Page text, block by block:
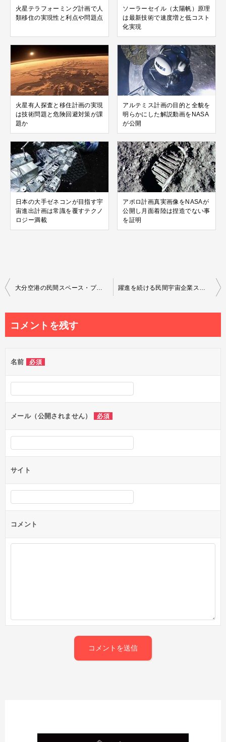
火星テラフォーミング計画で人
類移住の実現性と利点や問題点
ソーラーセイル（太陽帆）原理
は最新技術で速度増と低コスト
化実現
火星有人探査と移住計画の実現
は技術問題と危険回避対策が課
題か
アルテミス計画の目的と全貌を
明らかにした解説動画をNASA
が公開
日本の大手ゼネコンが目指す宇
宙進出計画は常識を覆すテクノ
ロジー満載
アポロ計画真実画像をNASAが
公開し月面着陸は捏造でない事
を証明
投
ビ
ー
シ
ョ
ン
大分空港の民間スペース・プレーン滑走路誘致で期待されるアジア拠点宇宙港構想
コメントを残す
名前 必須
メール（公開されません） 必須
サイト
コメント